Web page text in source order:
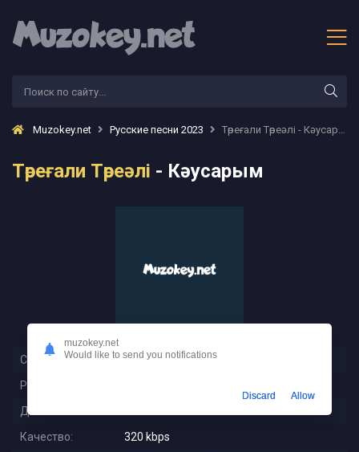
Muzokey.net Русские песни 2023 Төреғали Төреәлі - Кәусарым
Төреғали Төреәлі - Кәусарым
Слушали:
89
Размер:
Длительность:
Качество:
320 kbps
muzokey.net
Would like to send you notifications
Discard Allow